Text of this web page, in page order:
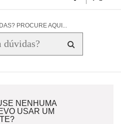
PROCURE AQUI...
NENHUMA
USAR UM